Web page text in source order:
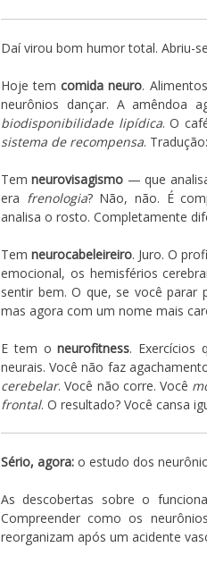
Daí virou bom humor total. Abriu-
Hoje temcomida neuro.
neurônios dançar. A
biodisponibilidade lipídica. O
sistema de recompensa.
Temneurovisagismo — que
era frenologia? Não, não. É
analisa o rosto. Completamente
Temneurocabeleireiro. Juro. O
emocional, os hemisférios
sentir bem. O que, se você
mas agora com um nome mais
E tem oneurofitness. Exercícios
neurais. Você não faz
cerebelar. Você não corre. Você
frontal. O resultado? Você cansa
Sério, agora: o estudo dos
As descobertas sobre o
Compreender como os
reorganizam após um acidente